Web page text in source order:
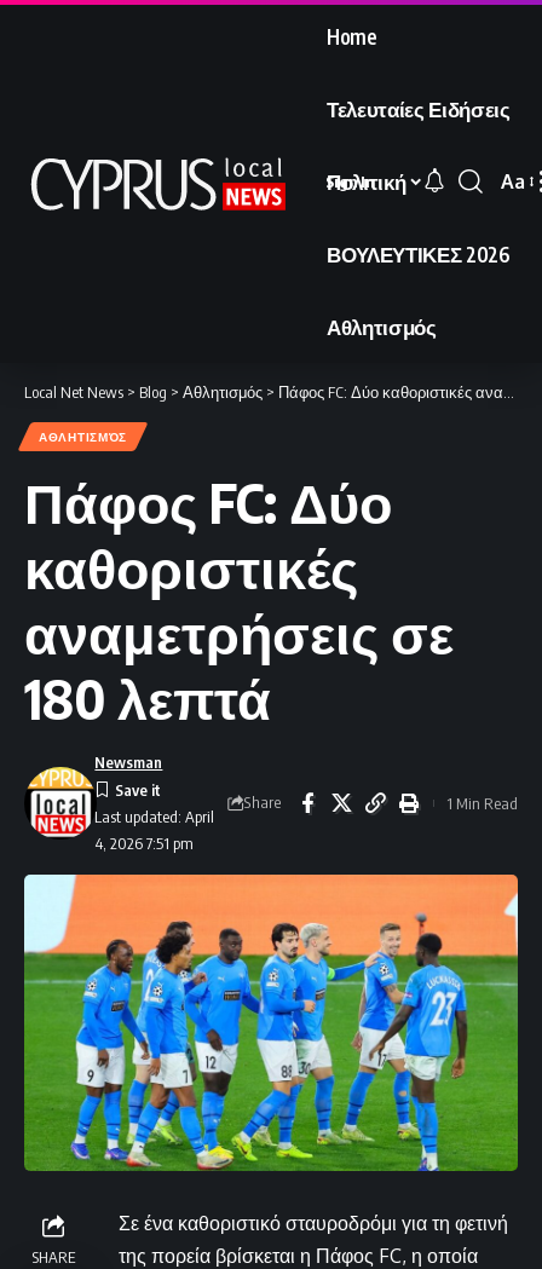
Home
Τελευταίες Ειδήσεις
Πολιτική
ΒΟΥΛΕΥΤΙΚΕΣ 2026
Αθλητισμός
Sign In
Font
Aa
Local Net News > Blog > Αθλητισμός > Πάφος FC: Δύο καθοριστικές αναμετρήσεις σε 180 λεπτά
ΑΘΛΗΤΙΣΜΌΣ
Πάφος FC: Δύο
καθοριστικές
αναμετρήσεις σε
180 λεπτά
Last updated: April
4, 2026 7:51 pm
Newsman
Share 1 Min Read
SHARE
Σε ένα καθοριστικό σταυροδρόμι για τη φετινή
της πορεία βρίσκεται η Πάφος FC, η οποία